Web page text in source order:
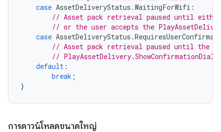
case AssetDeliveryStatus .WaitingForWifi :
// Asset pack retrieval paused until
// or the user accepts the
case AssetDeliveryStatus .
// Asset pack retrieval paused until the
//
default :
break ;
}
การดาวน์โหลดขนาดใหญ่